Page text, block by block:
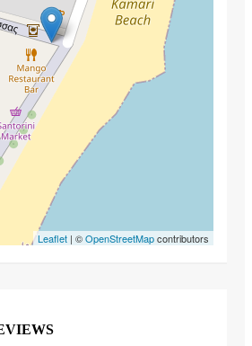
Leaflet | ©OpenStreetMapcontributors